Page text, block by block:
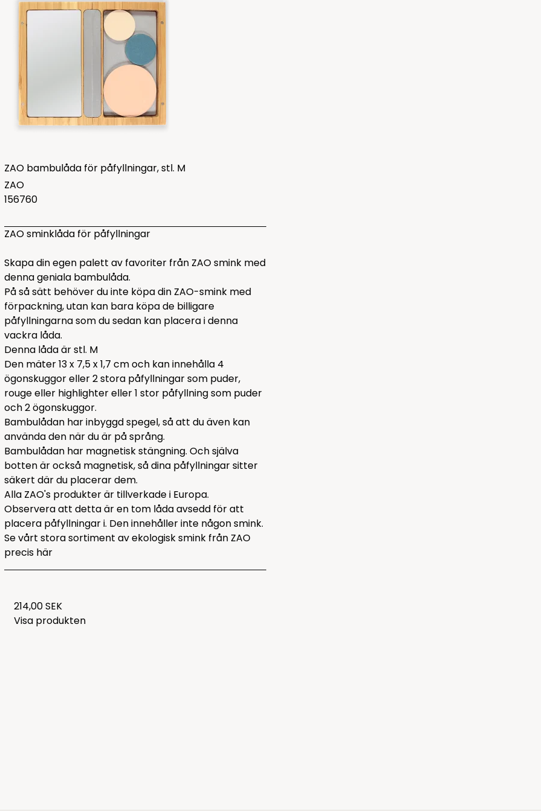
ZAO bambulåda för påfyllningar, stl. M
ZAO
156760
ZAO sminklåda för påfyllningar
Skapa din egen palett av favoriter från ZAO smink med
denna geniala bambulåda.
På så sätt behöver du inte köpa din ZAO-smink med
förpackning, utan kan bara köpa de billigare
påfyllningarna som du sedan kan placera i denna
vackra låda.
Denna låda är stl. M
Den mäter 13 x 7,5 x 1,7 cm och kan innehålla 4
ögonskuggor eller 2 stora påfyllningar som puder,
rouge eller highlighter eller 1 stor påfyllning som puder
och 2 ögonskuggor.
Bambulådan har inbyggd spegel, så att du även kan
använda den när du är på språng.
Bambulådan har magnetisk stängning. Och själva
botten är också magnetisk, så dina påfyllningar sitter
säkert där du placerar dem.
Alla ZAO's produkter är tillverkade i Europa.
Observera att detta är en tom låda avsedd för att
placera påfyllningar i. Den innehåller inte någon smink.
Se vårt stora sortiment av ekologisk smink från ZAO
precis här
214,00 SEK
Visa produkten